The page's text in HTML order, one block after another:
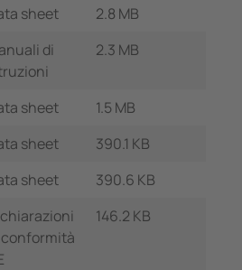
sheet
2.8 MB
di
2.3 MB
sheet
1.5 MB
sheet
390.1 KB
sheet
390.6 KB
146.2 KB